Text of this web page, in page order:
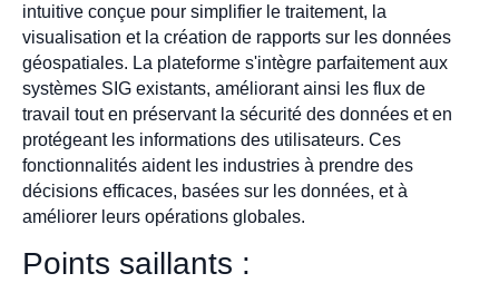
intuitive conçue pour simplifier le traitement, la
visualisation et la création de rapports sur les données
géospatiales. La plateforme s'intègre parfaitement aux
systèmes SIG existants, améliorant ainsi les flux de
travail tout en préservant la sécurité des données et en
protégeant les informations des utilisateurs. Ces
fonctionnalités aident les industries à prendre des
décisions efficaces, basées sur les données, et à
améliorer leurs opérations globales.
Points saillants :